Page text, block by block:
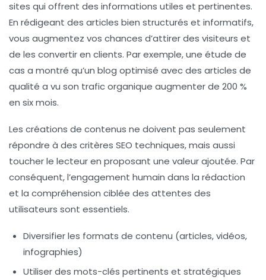
sites qui offrent des informations utiles et pertinentes.
En rédigeant des articles bien structurés et informatifs,
vous augmentez vos chances d’attirer des visiteurs et
de les convertir en clients. Par exemple, une étude de
cas a montré qu’un blog optimisé avec des articles de
qualité a vu son trafic organique augmenter de 200 %
en six mois.
Les créations de contenus ne doivent pas seulement
répondre à des critères SEO techniques, mais aussi
toucher le lecteuren proposant une valeur ajoutée. Par
conséquent, l’engagement humain dans la rédaction
et la compréhension ciblée des attentes des
utilisateurs sont essentiels.
Diversifier les formats de contenu (articles, vidéos,
infographies)
Utiliser des mots-clés pertinents et stratégiques